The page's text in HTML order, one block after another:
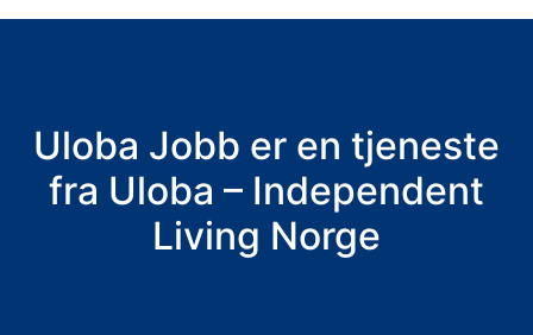
Uloba Jobb er en tjeneste
fra Uloba – Independent
Living Norge